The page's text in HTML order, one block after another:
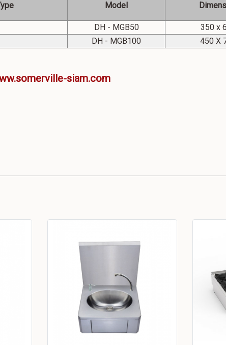
Model
DH - MGB50 350 x
DH - MGB100 450 X
siam.com